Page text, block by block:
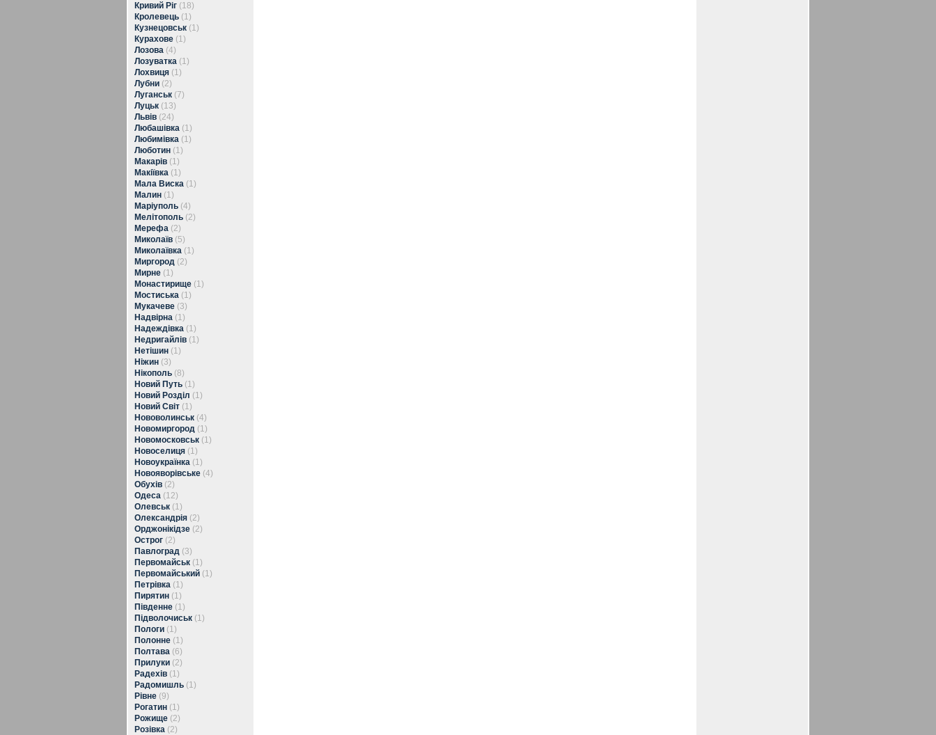
Кривий Ріг (18)
Кролевець (1)
Кузнецовськ (1)
Курахове (1)
Лозова (4)
Лозуватка (1)
Лохвиця (1)
Лубни (2)
Луганськ (7)
Луцьк (13)
Львів (24)
Любашівка (1)
Любимівка (1)
Люботин (1)
Макарів (1)
Макіївка (1)
Мала Виска (1)
Малин (1)
Маріуполь (4)
Мелітополь (2)
Мерефа (2)
Миколаїв (5)
Миколаївка (1)
Миргород (2)
Мирне (1)
Монастирище (1)
Мостиська (1)
Мукачеве (3)
Надвірна (1)
Надеждівка (1)
Недригайлів (1)
Нетішин (1)
Ніжин (3)
Нікополь (8)
Новий Путь (1)
Новий Розділ (1)
Новий Світ (1)
Нововолинськ (4)
Новомиргород (1)
Новомосковськ (1)
Новоселиця (1)
Новоукраїнка (1)
Новояворівське (4)
Обухів (2)
Одеса (12)
Олевськ (1)
Олександрія (2)
Орджонікідзе (2)
Острог (2)
Павлоград (3)
Первомайськ (1)
Первомайський (1)
Петрівка (1)
Пирятин (1)
Південне (1)
Підволочиськ (1)
Пологи (1)
Полонне (1)
Полтава (6)
Прилуки (2)
Радехів (1)
Радомишль (1)
Рівне (9)
Рогатин (1)
Рожище (2)
Розівка (2)